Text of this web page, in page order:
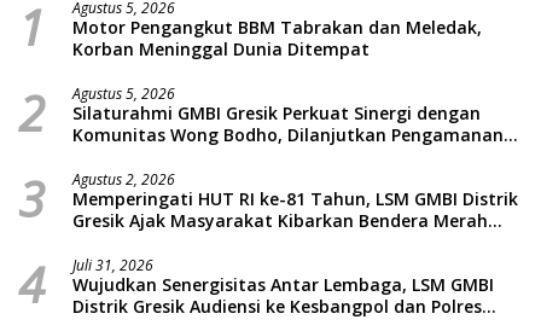
1 Agustus 5, 2026
Motor Pengangkut BBM Tabrakan dan Meledak,
Korban Meninggal Dunia Ditempat
2 Agustus 5, 2026
Silaturahmi GMBI Gresik Perkuat Sinergi dengan
Komunitas Wong Bodho, Dilanjutkan Pengamanan
Massal dan Santunan Anak Yatim
3 Agustus 2, 2026
Memperingati HUT RI ke-81 Tahun, LSM GMBI Distrik
Gresik Ajak Masyarakat Kibarkan Bendera Merah
4 Juli 31, 2026
Wujudkan Senergisitas Antar Lembaga, LSM GMBI
Distrik Gresik Audiensi ke Kesbangpol dan Polres